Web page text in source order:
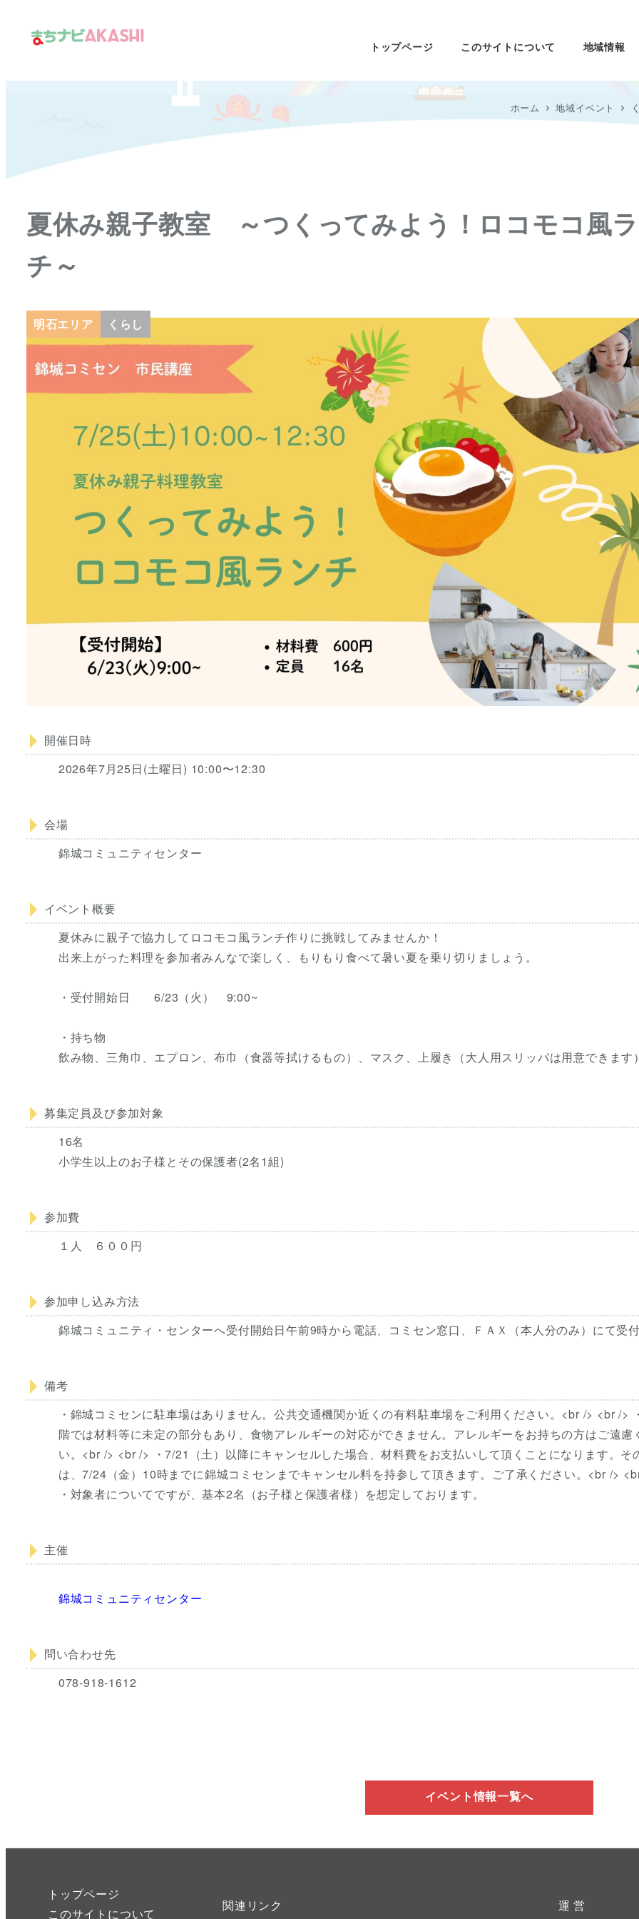
へ
トップページ このサイトについて 地域情報
ホーム 地域イベント
夏休み親子教室 ～つくってみよう！ロコモコ風
チ～
明石エリア くらし
開催日時
2026年7月25日(土曜日) 10:00〜12:30
会場
錦城コミュニティセンター
イベント概要
夏休みに親子で協力してロコモコ風ランチ作りに挑戦してみませんか！
出来上がった料理を参加者みんなで楽しく、もりもり食べて暑い夏を乗り切りましょう。
・受付開始日 6/23（火） 9:00~
・持ち物
飲み物、三角巾、エプロン、布巾（食器等拭けるもの）、マスク、上履き（大人用スリッパは用意できます
募集定員及び参加対象
16名
小学生以上のお子様とその保護者(2名1組)
参加費
１人 ６００円
参加申し込み方法
錦城コミュニティ・センターへ受付開始日午前9時から電話、コミセン窓口、ＦＡＸ（本人分のみ）にて受
備考
・錦城コミセンに駐車場はありません。公共交通機関か近くの有料駐車場をご利用ください。<br /> <br />
階では材料等に未定の部分もあり、食物アレルギーの対応ができません。アレルギーをお持ちの方はご遠慮
い。<br /> <br /> ・7/21（土）以降にキャンセルした場合、材料費をお支払いして頂くことになります。そ
は、7/24（金）10時までに錦城コミセンまでキャンセル料を持参して頂きます。ご了承ください。<br />
・対象者についてですが、基本2名（お子様と保護者様）を想定しております。
主催
錦城コミュニティセンター
問い合わせ先
078-918-1612
イベント情報一覧へ
トップページ
このサイトについて
関連リンク 運 営